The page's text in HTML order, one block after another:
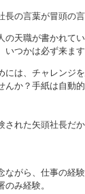
の言葉が冒頭の言
天職が書かれてい
かは必ず来ます
は、チャレンジを
か？手紙は自動的
れた矢頭社長だか
がら、仕事の経験
み経験。